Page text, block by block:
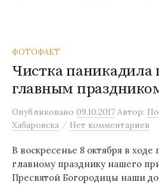
ФОТОФАКТ
Чистка паникадила
главным
Опубликовано 09.10.2017 Автор:
Хабаровска / Нет комментариев
В воскресенье 8 октября в ходе
главному празднику нашего
Пресвятой Богородицы наши